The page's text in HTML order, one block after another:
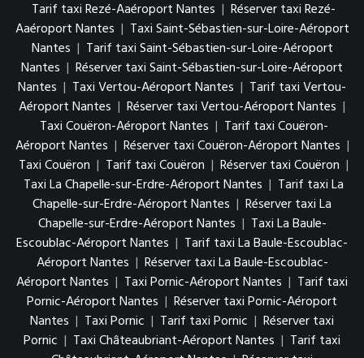
Tarif taxi Rezé-Aaéroport Nantes | Réserver taxi Rezé-
Aaéroport Nantes | Taxi Saint-Sébastien-sur-Loire-Aéroport
Nantes | Tarif taxi Saint-Sébastien-sur-Loire-Aéroport
Nantes | Réserver taxi Saint-Sébastien-sur-Loire-Aéroport
Nantes | Taxi Vertou-Aéroport Nantes | Tarif taxi Vertou-
Aéroport Nantes | Réserver taxi Vertou-Aéroport Nantes |
Taxi Couëron-Aéroport Nantes | Tarif taxi Couëron-
Aéroport Nantes | Réserver taxi Couëron-Aéroport Nantes |
Taxi Couëron | Tarif taxi Couëron | Réserver taxi Couëron |
Taxi La Chapelle-sur-Erdre-Aéroport Nantes | Tarif taxi La
Chapelle-sur-Erdre-Aéroport Nantes | Réserver taxi La
Chapelle-sur-Erdre-Aéroport Nantes | Taxi La Baule-
Escoublac-Aéroport Nantes | Tarif taxi La Baule-Escoublac-
Aéroport Nantes | Réserver taxi La Baule-Escoublac-
Aéroport Nantes | Taxi Pornic-Aéroport Nantes | Tarif taxi
Pornic-Aéroport Nantes | Réserver taxi Pornic-Aéroport
Nantes | Taxi Pornic | Tarif taxi Pornic | Réserver taxi
Pornic | Taxi Châteaubriant-Aéroport Nantes | Tarif taxi